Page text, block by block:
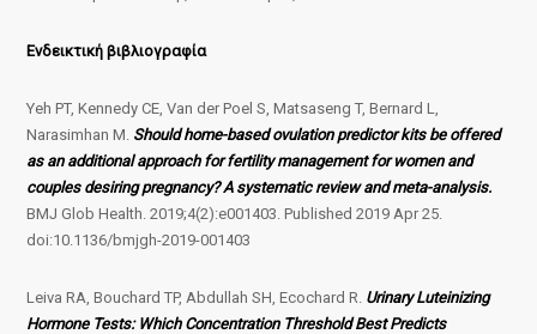
Ενδεικτική βιβλιογραφία
Yeh PT, Kennedy CE, Van der Poel S, Matsaseng T, Bernard L,
Narasimhan M. Should home-based ovulation predictor kits be offered
as an additional approach for fertility management for women and
couples desiring pregnancy? A systematic review and meta-analysis.
BMJ Glob Health. 2019;4(2):e001403. Published 2019 Apr 25.
doi:10.1136/bmjgh-2019-001403
Leiva RA, Bouchard TP, Abdullah SH, Ecochard R. Urinary Luteinizing
Hormone Tests: Which Concentration Threshold Best Predicts